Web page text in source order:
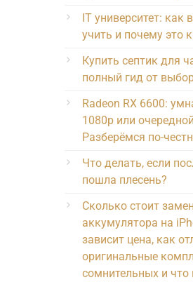
IT университет: как
учить и почему это
Купить септик для
полный гид от
Radeon RX 6600:
1080p или
Разберёмся по-
Что делать, если
пошла плесень?
Сколько стоит
аккумулятора на
зависит цена, как
оригинальные
сомнительных и что